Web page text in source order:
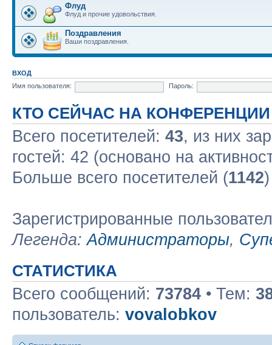
Флуд
Флуд и прочие удовольствия.
Поздравления
Ваши поздравления.
ВХОД
Имя пользователя:
Пароль:
КТО СЕЙЧАС НА КОНФЕРЕНЦИИ
Всего посетителей: 43, из них
гостей: 42 (основано на
Больше всего посетителей (1142
Зарегистрированные
Легенда:Администраторы,
СТАТИСТИКА
Всего сообщений: 73784 • Тем:
пользователь: vovalobkov